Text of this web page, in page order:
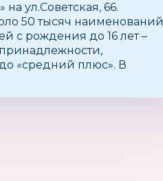
ул.Советская, 66.
50 тысяч наименований
с рождения до 16 лет –
«средний плюс». В